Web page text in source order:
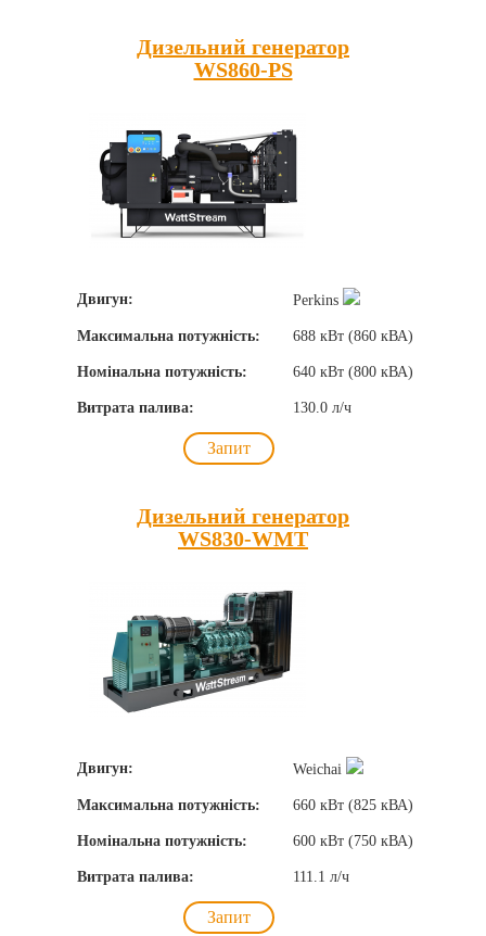
Дизельний генератор
WS860-PS
Двигун: Perkins
Максимальна потужність: 688 кВт (860 кВА)
Номінальна потужність: 640 кВт (800 кВА)
Витрата палива: 130.0 л/ч
Запит
Дизельний генератор
WS830-WMT
Двигун: Weichai
Максимальна потужність: 660 кВт (825 кВА)
Номінальна потужність: 600 кВт (750 кВА)
Витрата палива: 111.1 л/ч
Запит